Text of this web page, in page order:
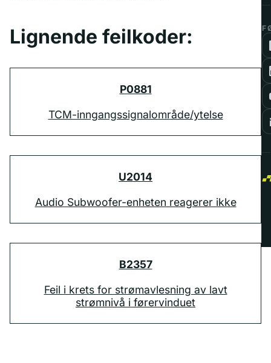
Lignende feilkoder:
P0881
TCM-inngangssignalområde/ytelse
U2014
Audio Subwoofer-enheten reagerer ikke
B2357
Feil i krets for strømavlesning av lavt
strømnivå i førervinduet